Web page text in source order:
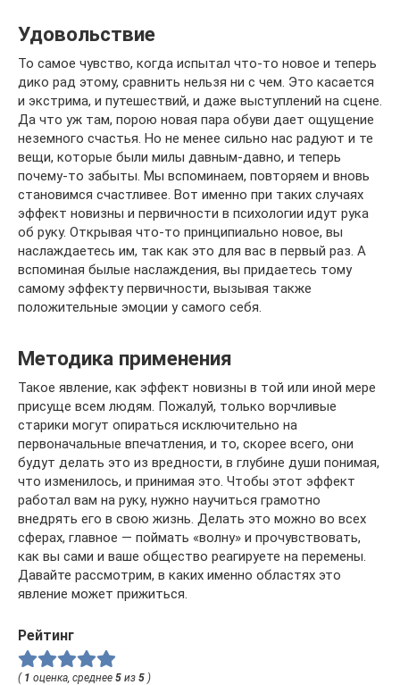
Удовольствие
То самое чувство, когда испытал что-то новое и теперь
дико рад этому, сравнить нельзя ни с чем. Это касается
и экстрима, и путешествий, и даже выступлений на сцене.
Да что уж там, порою новая пара обуви дает ощущение
неземного счастья. Но не менее сильно нас радуют и те
вещи, которые были милы давным-давно, и теперь
почему-то забыты. Мы вспоминаем, повторяем и вновь
становимся счастливее. Вот именно при таких случаях
эффект новизны и первичности в психологии идут рука
об руку. Открывая что-то принципиально новое, вы
наслаждаетесь им, так как это для вас в первый раз. А
вспоминая былые наслаждения, вы придаетесь тому
самому эффекту первичности, вызывая также
положительные эмоции у самого себя.
Методика применения
Такое явление, как эффект новизны в той или иной мере
присуще всем людям. Пожалуй, только ворчливые
старики могут опираться исключительно на
первоначальные впечатления, и то, скорее всего, они
будут делать это из вредности, в глубине души понимая,
что изменилось, и принимая это. Чтобы этот эффект
работал вам на руку, нужно научиться грамотно
внедрять его в свою жизнь. Делать это можно во всех
сферах, главное — поймать «волну» и прочувствовать,
как вы сами и ваше общество реагируете на перемены.
Давайте рассмотрим, в каких именно областях это
явление может прижиться.
Рейтинг
( 1 оценка, среднее 5 из 5 )